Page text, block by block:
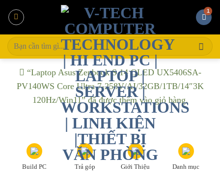
qua
dung
Tìm
kiếm:
“Laptop Asus Zenbook S 14 OLED UX5406SA-
PV140WS Core Ultra 7-258V/AI/32GB/1TB/14″3K
120Hz/Win11” đã được thêm vào giỏ hàng.
Build PC Trả góp Giới Thiệu Danh mục